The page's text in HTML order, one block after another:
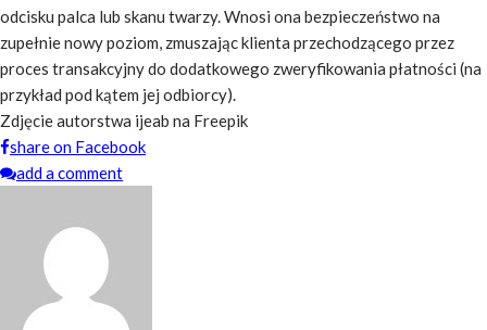
odcisku palca lub skanu twarzy. Wnosi ona bezpieczeństwo na
zupełnie nowy poziom, zmuszając klienta przechodzącego przez
proces transakcyjny do dodatkowego zweryfikowania płatności (na
przykład pod kątem jej odbiorcy).
Zdjęcie autorstwa ijeab na Freepik
share on Facebook
add a comment